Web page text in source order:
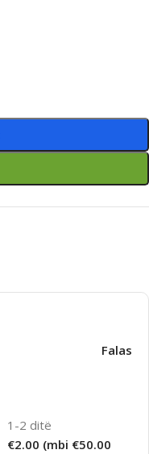
Falas
1-2 ditë
€2.00 (mbi €50.00